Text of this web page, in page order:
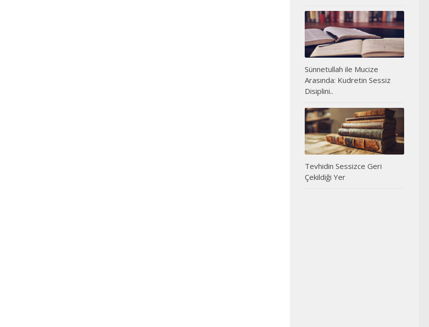
Sünnetullah ile Mucize
Arasında: Kudretin Sessiz
Disiplini..
Tevhidin Sessizce Geri
Çekildiği Yer